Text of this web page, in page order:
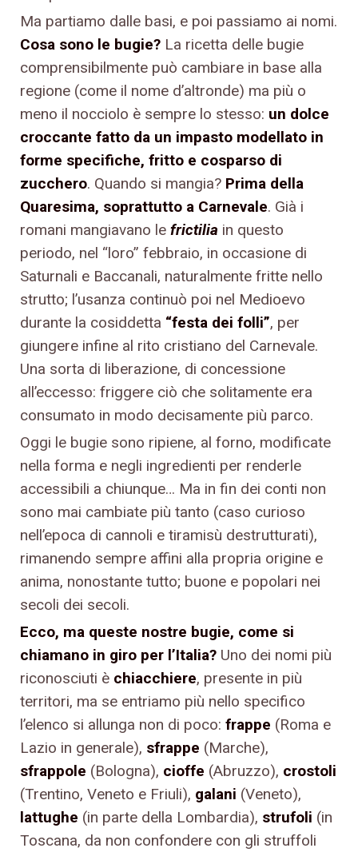
Ma partiamo dalle basi, e poi passiamo ai nomi.
Cosa sono le bugie? La ricetta delle bugie
comprensibilmente può cambiare in base alla
regione (come il nome d’altronde) ma più o
meno il nocciolo è sempre lo stesso: un dolce
croccante fatto da un impasto modellato in
forme specifiche, fritto e cosparso di
zucchero. Quando si mangia? Prima della
Quaresima, soprattutto a Carnevale. Già i
romani mangiavano le frictilia in questo
periodo, nel “loro” febbraio, in occasione di
Saturnali e Baccanali, naturalmente fritte nello
strutto; l’usanza continuò poi nel Medioevo
durante la cosiddetta “festa dei folli”, per
giungere infine al rito cristiano del Carnevale.
Una sorta di liberazione, di concessione
all’eccesso: friggere ciò che solitamente era
consumato in modo decisamente più parco.
Oggi le bugie sono ripiene, al forno, modificate
nella forma e negli ingredienti per renderle
accessibili a chiunque… Ma in fin dei conti non
sono mai cambiate più tanto (caso curioso
nell’epoca di cannoli e tiramisù destrutturati),
rimanendo sempre affini alla propria origine e
anima, nonostante tutto; buone e popolari nei
secoli dei secoli.
Ecco, ma queste nostre bugie, come si
chiamano in giro per l’Italia? Uno dei nomi più
riconosciuti è chiacchiere, presente in più
territori, ma se entriamo più nello specifico
l’elenco si allunga non di poco: frappe (Roma e
Lazio in generale), sfrappe (Marche),
sfrappole (Bologna), cioffe (Abruzzo), crostoli
(Trentino, Veneto e Friuli), galani (Veneto),
lattughe (in parte della Lombardia), strufoli (in
Toscana, da non confondere con gli struffoli